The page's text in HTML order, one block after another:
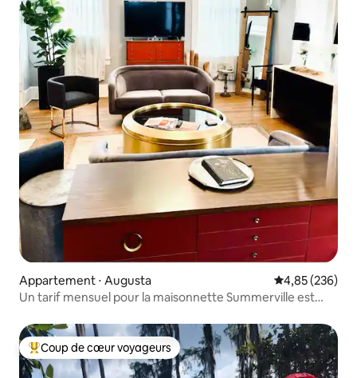
Appartement ⋅ Augusta Évaluation
4,85 (236)
Un tarif mensuel pour la maisonnette Summerville est
Coups de cœur voyageurs les plus appréciés
Coup de cœur voyageurs